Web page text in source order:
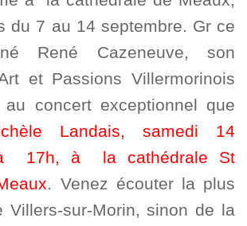
du 7 au 14 septembre. Gr ce
René Cazeneuve, son
et Passions Villermorinois
concert exceptionnel que
Landais, samedi 14
à 17h, à la cathédrale St
. Venez écouter la plus
Villers-sur-Morin, sinon de la